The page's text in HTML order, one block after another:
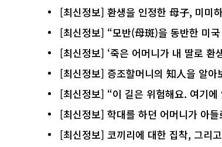
[최신정보] 환생을 인정한 母子, 미미
[최신정보] “모반(母斑)을 동반한 미
[최신정보] ‘죽은 어머니가 내 딸로 환
[최신정보] 증조할머니의 知人을 알아
[최신정보] “이 길은 위험해요. 여기에
[최신정보] 학대를 하던 어머니가 아들
[최신정보] 코끼리에 대한 집착, 그리